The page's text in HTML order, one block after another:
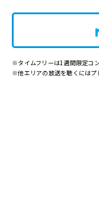
※タイムフリーは1週間限定コン
※他エリアの放送を聴くにはプ